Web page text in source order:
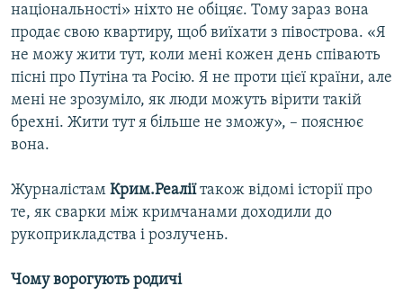
національності» ніхто не обіцяє. Тому зараз вона
продає свою квартиру, щоб виїхати з півострова. «Я
не можу жити тут, коли мені кожен день співають
пісні про Путіна та Росію. Я не проти цієї країни, але
мені не зрозуміло, як люди можуть вірити такій
брехні. Жити тут я більше не зможу», – пояснює
вона.
Журналістам Крим.Реаліїтакож відомі історії про
те, як сварки між кримчанами доходили до
рукоприкладства і розлучень.
Чому ворогують родичі